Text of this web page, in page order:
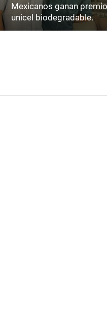
Mexicanos ganan
unicel biodegradable.